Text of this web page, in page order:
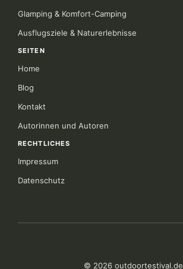
Glamping & Komfort-Camping
Ausflugsziele & Naturerlebnisse
SEITEN
Home
Blog
Kontakt
Autorinnen und Autoren
RECHTLICHES
Impressum
Datenschutz
© 2026 outdoortestival.de